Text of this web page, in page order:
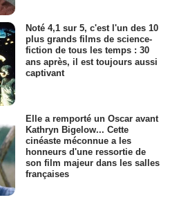
Noté 4,1 sur 5, c'est l'un des 10
plus grands films de science-
fiction de tous les temps : 30
ans après, il est toujours aussi
captivant
Elle a remporté un Oscar avant
Kathryn Bigelow... Cette
cinéaste méconnue a les
honneurs d'une ressortie de
son film majeur dans les salles
françaises